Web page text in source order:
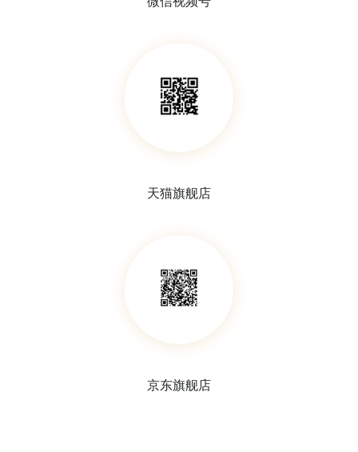
天猫旗舰店
京东旗舰店